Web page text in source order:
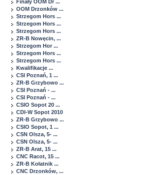
Finały OOM Dr ...
OOM Drzonków ...
Strzegom Hors ...
Strzegom Hors ...
Strzegom Hors ...
ZR-B Nowęcin, ...
Strzegom Hor ...
Strzegom Hors ...
Strzegom Hors ...
Kwalifikacje ...
CSI Poznań, 1 ...
ZR-B Grzybowo ...
CSI Poznań - ...
CSI Poznań - ...
CSIO Sopot 20 ...
CDI-W Sopot 2010
ZR-B Grzybowo ...
CSIO Sopot, 1 ...
CSN Olsza, 5- ...
CSN Olsza, 5- ...
ZR-B Arat, 15 ...
CNC Racot, 15 ...
ZR-B Kołatnik ...
CNC Drzonków, ...